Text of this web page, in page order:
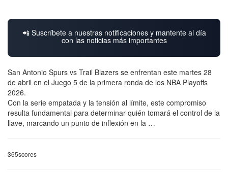
📲 Suscríbete a nuestras notificaciones y mantente al día
con las noticias más importantes
San Antonio Spurs vs Trail Blazers se enfrentan este martes 28
de abril en el Juego 5 de la primera ronda de los NBA Playoffs
2026.
Con la serie empatada y la tensión al límite, este compromiso
resulta fundamental para determinar quién tomará el control de la
llave, marcando un punto de inflexión en la …
365scores